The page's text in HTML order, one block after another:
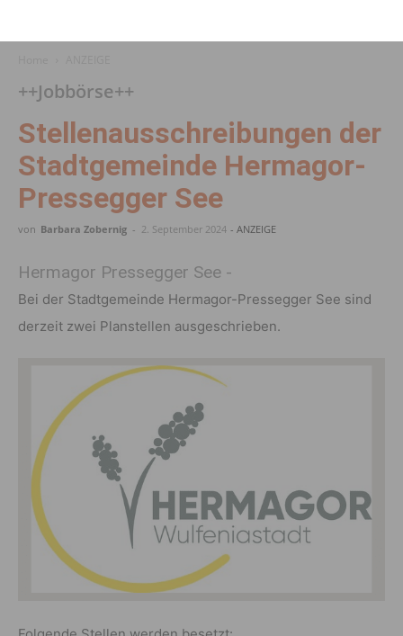
++Jobbörse++
Stel­len­aus­schrei­bungen der
Stadtgemeinde Hermagor-
Pressegger See
von Barbara Zobernig - 2. September 2024 - ANZEIGE
Hermagor Pressegger See -
Bei der Stadt­ge­meinde Hermagor-Pres­segger See sind
derzeit zwei Plan­stellen ausgeschrieben.